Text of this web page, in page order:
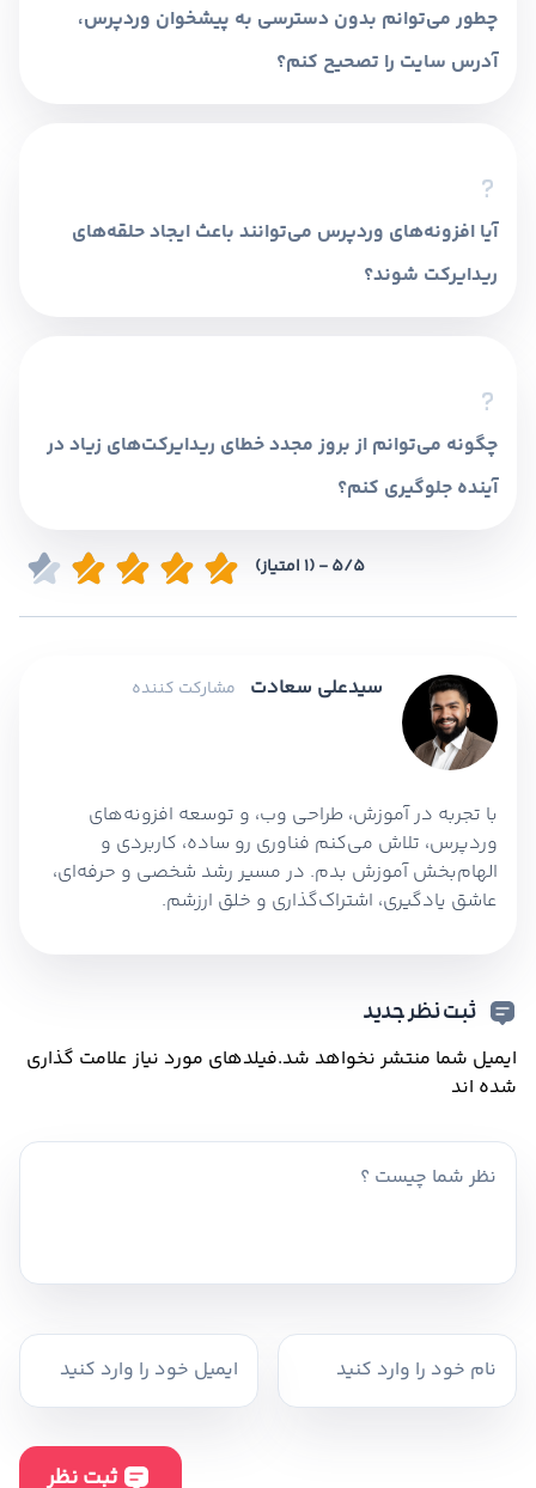
چطور می‌توانم بدون دسترسی به پیشخوان وردپرس،
آدرس سایت را تصحیح کنم؟
آیا افزونه‌های وردپرس می‌توانند باعث ایجاد حلقه‌های
ریدایرکت شوند؟
چگونه می‌توانم از بروز مجدد خطای ریدایرکت‌های زیاد در
آینده جلوگیری کنم؟
با استفاده از افزونه‌های معتبر، تنظیم صحیح URL ها،
جلوگیری از قوانین متناقض تغییر مسیر و گرفتن
5/5 - (1 امتیاز)
سیدعلی سعادت مشارکت کننده
با تجربه در آموزش، طراحی وب، و توسعه افزونه‌های
وردپرس، تلاش می‌کنم فناوری رو ساده، کاربردی و
الهام‌بخش آموزش بدم. در مسیر رشد شخصی و حرفه‌ای،
عاشق یادگیری، اشتراک‌گذاری و خلق ارزشم.
ثبت نظر جدید
ایمیل شما منتشر نخواهد شد.فیلدهای مورد نیاز علامت گذاری
شده اند